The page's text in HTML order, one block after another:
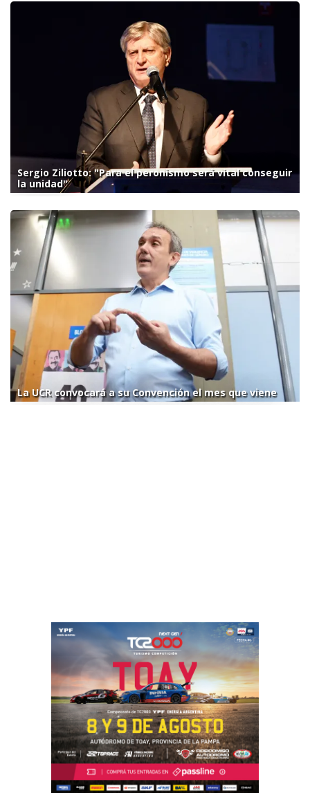
Sergio Ziliotto: "Para el peronismo será vital conseguir
la unidad"
La UCR convocará a su Convención el mes que viene